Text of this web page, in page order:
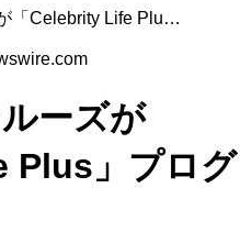
「Celebrity Life Plu…
ーズが
Plus」プログ